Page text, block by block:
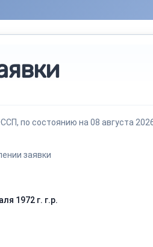
по состоянию на 08 августа 2026
заявки
1972 г. г.р.